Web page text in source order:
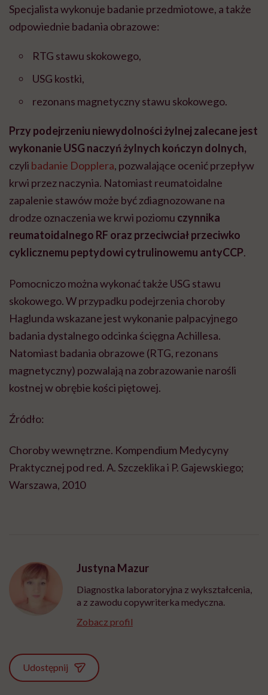
Specjalista wykonuje badanie przedmiotowe, a także
odpowiednie badania obrazowe:
RTG stawu skokowego,
USG kostki,
rezonans magnetyczny stawu skokowego.
Przy podejrzeniu niewydolności żylnej zalecane jest
wykonanie USG naczyń żylnych kończyn dolnych,
czyli badanie Dopplera, pozwalające ocenić przepływ
krwi przez naczynia. Natomiast reumatoidalne
zapalenie stawów może być zdiagnozowane na
drodze oznaczenia we krwi poziomu czynnika
reumatoidalnego RF oraz przeciwciał przeciwko
cyklicznemu peptydowi cytrulinowemu antyCCP.
Pomocniczo można wykonać także USG stawu
skokowego. W przypadku podejrzenia choroby
Haglunda wskazane jest wykonanie palpacyjnego
badania dystalnego odcinka ścięgna Achillesa.
Natomiast badania obrazowe (RTG, rezonans
magnetyczny) pozwalają na zobrazowanie narośli
kostnej w obrębie kości piętowej.
Źródło:
Choroby wewnętrzne. Kompendium Medycyny
Praktycznej pod red. A. Szczeklika i P. Gajewskiego;
Warszawa, 2010
Justyna Mazur
Diagnostka laboratoryjna z wykształcenia,
a z zawodu copywriterka medyczna.
Zobacz profil
Udostępnij